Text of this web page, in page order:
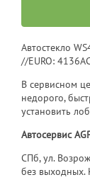
Автостекло
//EURO:
В сервисном
недорого,
установить
Автосервис
СПб, ул.
без выходных.